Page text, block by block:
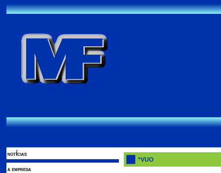
notÍcias
a empresa
*VUO